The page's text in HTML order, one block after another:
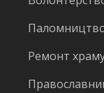
Ремонт